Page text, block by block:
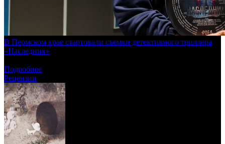
В Пермском крае стартовали съемки детективного триллера
«Наследник»
Подробнее
Рецензии